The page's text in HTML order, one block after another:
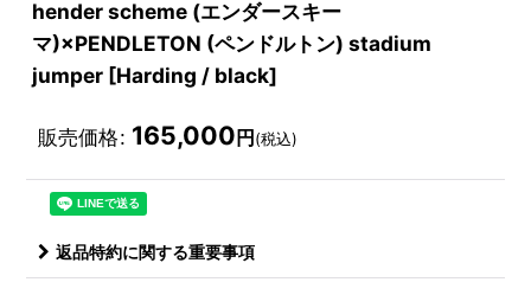
hender scheme (エンダースキー
マ)×PENDLETON (ペンドルトン) stadium
jumper [Harding / black]
販売価格: 165,000 円 (税込)
返品特約に関する重要事項